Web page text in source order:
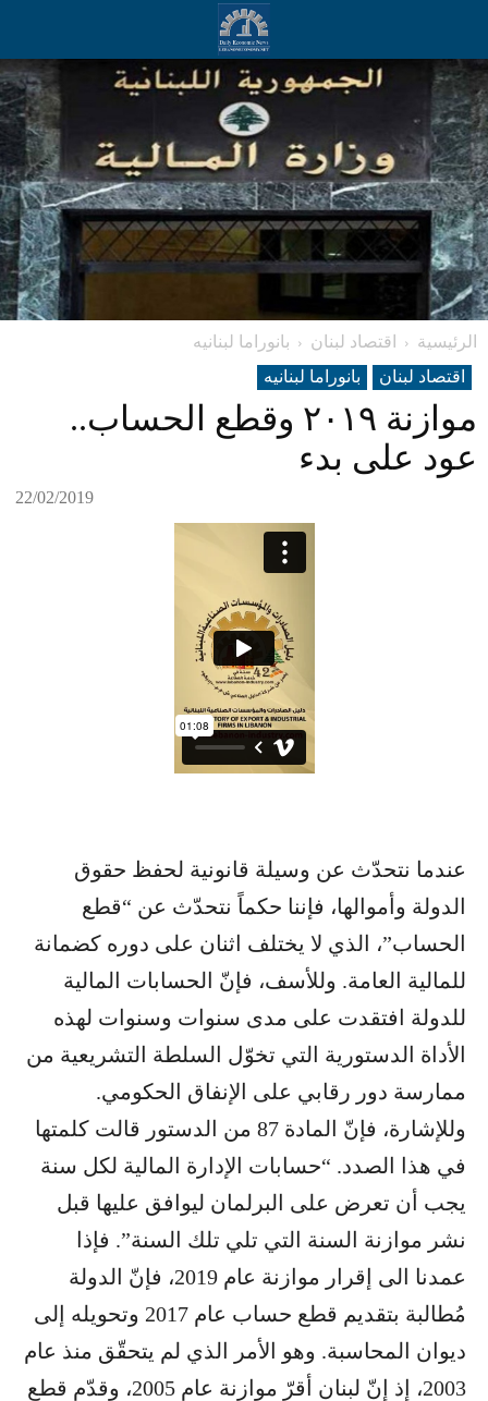
الرئيسية اقتصاد لبنان
بانوراما لبنانیه
اقتصاد لبنان
بانوراما لبنانیه
موازنة ٢٠١٩ وقطع الحساب..
عود على بدء
22/02/2019
عندما نتحدّث عن وسيلة قانونية لحفظ حقوق
الدولة وأموالها، فإننا حكماً نتحدّث عن “قطع
الحساب”، الذي لا يختلف اثنان على دوره كضمانة
للمالية العامة. وللأسف، فإنّ الحسابات المالية
للدولة افتقدت على مدى سنوات وسنوات لهذه
الأداة الدستورية التي تخوّل السلطة التشريعية من
ممارسة دور رقابي على الإنفاق الحكومي.
وللإشارة، فإنّ المادة 87 من الدستور قالت كلمتها
في هذا الصدد. “حسابات الإدارة المالية لكل سنة
يجب أن تعرض على البرلمان ليوافق عليها قبل
نشر موازنة السنة التي تلي تلك السنة”. فإذا
عمدنا الى إقرار موازنة عام 2019، فإنّ الدولة
مُطالبة بتقديم قطع حساب عام 2017 وتحويله إلى
ديوان المحاسبة. وهو الأمر الذي لم يتحقّق منذ عام
2003، إذ إنّ لبنان أقرّ موازنة عام 2005، وقدّم قطع